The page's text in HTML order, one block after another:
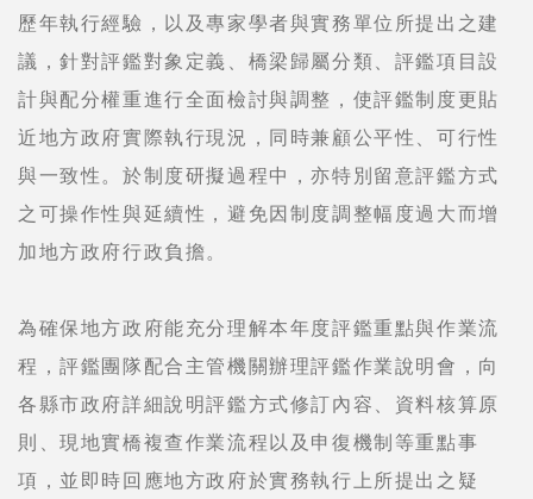
歷年執行經驗，以及專家學者與實務單位所提出之建
議，針對評鑑對象定義、橋梁歸屬分類、評鑑項目設
計與配分權重進行全面檢討與調整，使評鑑制度更貼
近地方政府實際執行現況，同時兼顧公平性、可行性
與一致性。於制度研擬過程中，亦特別留意評鑑方式
之可操作性與延續性，避免因制度調整幅度過大而增
加地方政府行政負擔。
為確保地方政府能充分理解本年度評鑑重點與作業流
程，評鑑團隊配合主管機關辦理評鑑作業說明會，向
各縣市政府詳細說明評鑑方式修訂內容、資料核算原
則、現地實橋複查作業流程以及申復機制等重點事
項，並即時回應地方政府於實務執行上所提出之疑